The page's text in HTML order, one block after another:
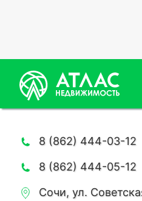
8 (862) 444-03-12
8 (862) 444-05-12
Сочи, ул.